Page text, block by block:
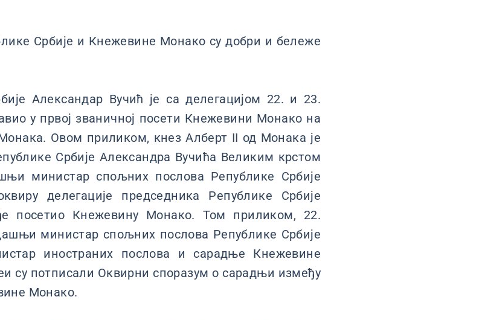
Србије и Кнежевине Монако су добри и бележе
Александар Вучић је са делегацијом 22. и 23.
у првој званичној посети Кнежевини Монако на
Овом приликом, кнез Алберт II од Монака је
Србије Александра Вучића Великим крстом
министар спољних послова Републике Србије
делегације председника Републике Србије
посетио Кнежевину Монако. Том приликом, 22.
министар спољних послова Републике Србије
иностраних послова и сарадње Кнежевине
су потписали Оквирни споразум о сарадњи између
Монако.